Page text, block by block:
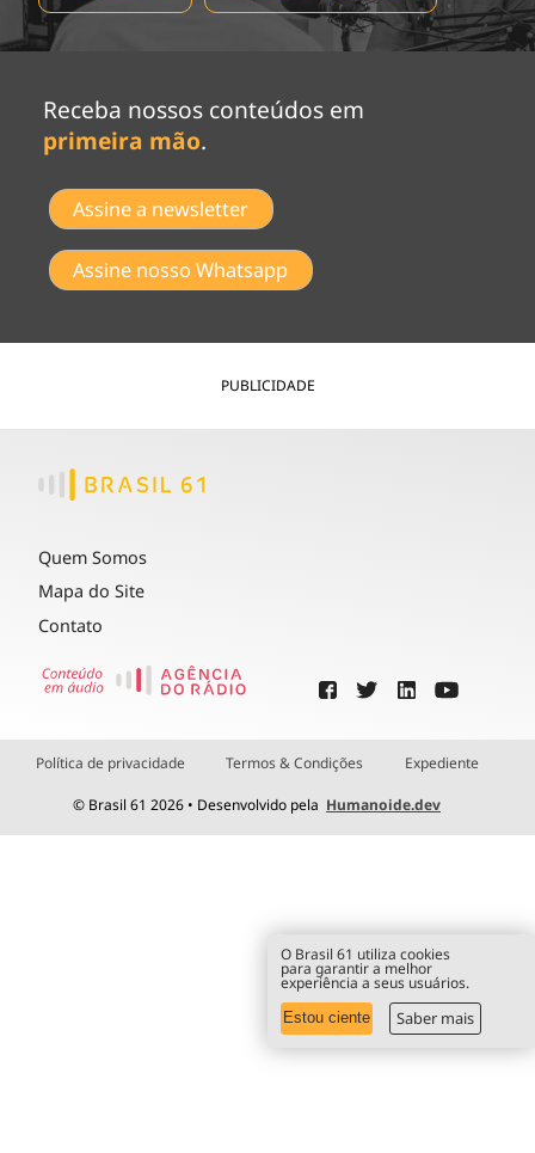
Receba nossos conteúdos em
primeira mão.
Assine a newsletter
Assine nosso Whatsapp
PUBLICIDADE
Quem Somos
Mapa do Site
Contato
Política de privacidade Termos & Condições Expediente
© Brasil 61 2026 • Desenvolvido pela Humanoide.dev
O Brasil 61 utiliza cookies
para garantir a melhor
experiência a seus usuários.
Estou ciente Saber mais